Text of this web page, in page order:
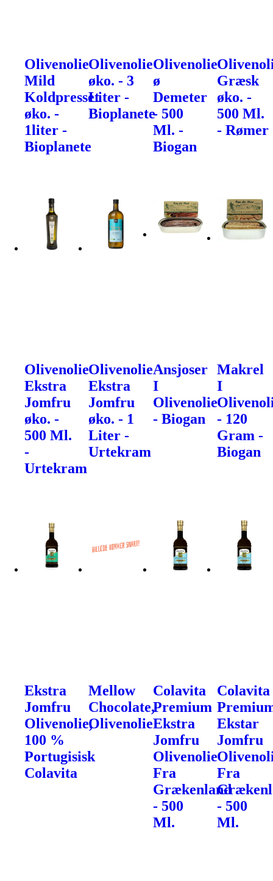
Olivenolie
Mild
Koldpresset
øko. -
1liter -
Bioplanete
Olivenolie
øko. - 3
Liter -
Bioplanete
Olivenolie
ø
Demeter
- 500
Ml. -
Biogan
Græsk
øko. -
500 Ml.
- Rømer
Olivenolie
Ekstra
Jomfru
øko. -
500 Ml.
-
Urtekram
Olivenolie
Ekstra
Jomfru
øko. - 1
Liter -
Urtekram
Ansjoser
I
Olivenolie
- Biogan
Makrel
I
- 120
Gram -
Biogan
Ekstra
Jomfru
Olivenolie,
100 %
Portugisisk
Colavita
Mellow
Chocolate,
Olivenolie
Colavita
Premium
Ekstra
Jomfru
Olivenolie
Fra
Grækenland
- 500
Ml.
Colavita
Ekstar
Jomfru
Fra
- 500
Ml.